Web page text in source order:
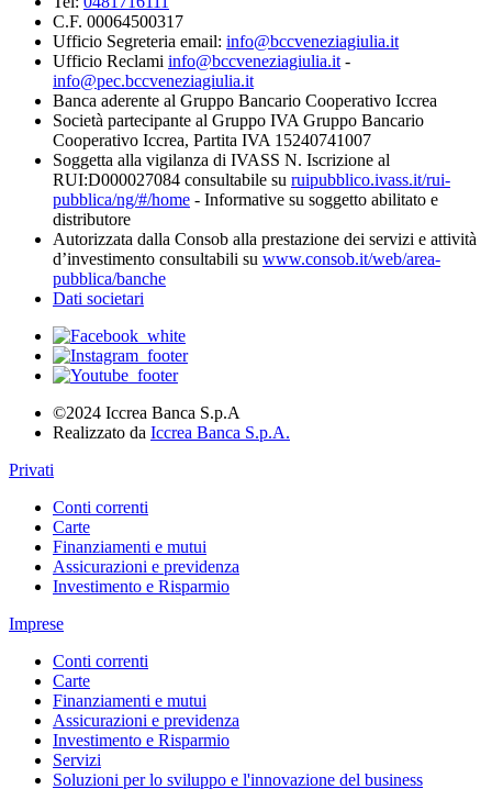
C.F. 00064500317
Ufficio Segreteria email: info@bccveneziagiulia.it
Ufficio Reclami info@bccveneziagiulia.it -
info@pec.bccveneziagiulia.it
Banca aderente al Gruppo Bancario Cooperativo Iccrea
Società partecipante al Gruppo IVA Gruppo Bancario
Cooperativo Iccrea, Partita IVA 15240741007
Soggetta alla vigilanza di IVASS N. Iscrizione al
RUI:D000027084 consultabile su ruipubblico.ivass.it/rui-
pubblica/ng/#/home - Informative su soggetto abilitato e
distributore
Autorizzata dalla Consob alla prestazione dei servizi e attività
d’investimento consultabili su www.consob.it/web/area-
pubblica/banche
Dati societari
©2024 Iccrea Banca S.p.A
Realizzato da Iccrea Banca S.p.A.
Privati
Conti correnti
Carte
Finanziamenti e mutui
Assicurazioni e previdenza
Investimento e Risparmio
Imprese
Conti correnti
Carte
Finanziamenti e mutui
Assicurazioni e previdenza
Investimento e Risparmio
Servizi
Soluzioni per lo sviluppo e l'innovazione del business